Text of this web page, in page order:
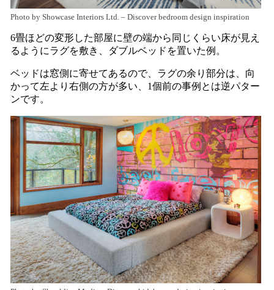
Photo by Showcase Interiors Ltd.– Discover bedroom design inspiration
6畳ほどの変形した部屋に壁の端から同じくらい床が見え
るようにラグを敷き、ダブルベッドを置いた例。
ベッドは窓側に寄せてあるので、ラグの余り部分は、向
かって左より右側の方が多い、1個前の事例とは逆パター
ンです。